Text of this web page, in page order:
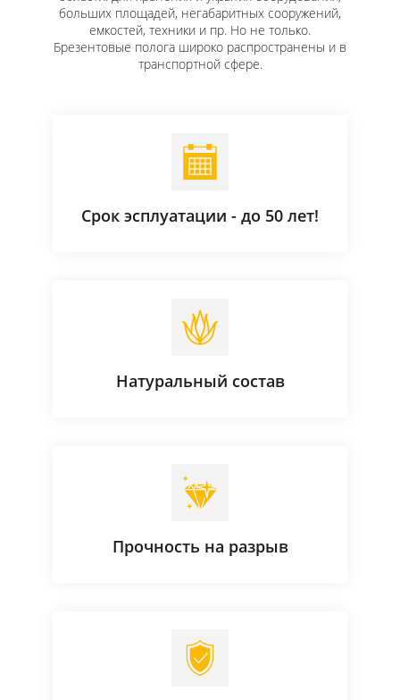
больших площадей, негабаритных сооружений,
емкостей, техники и пр. Но не только.
Брезентовые полога широко распространены и в
транспортной сфере.
Срок эсплуатации - до 50 лет!
Натуральный состав
Прочность на разрыв